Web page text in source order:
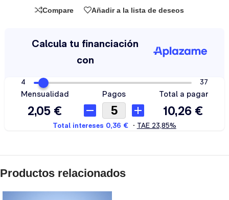
Compare Añadir a la lista de deseos
Productos relacionados